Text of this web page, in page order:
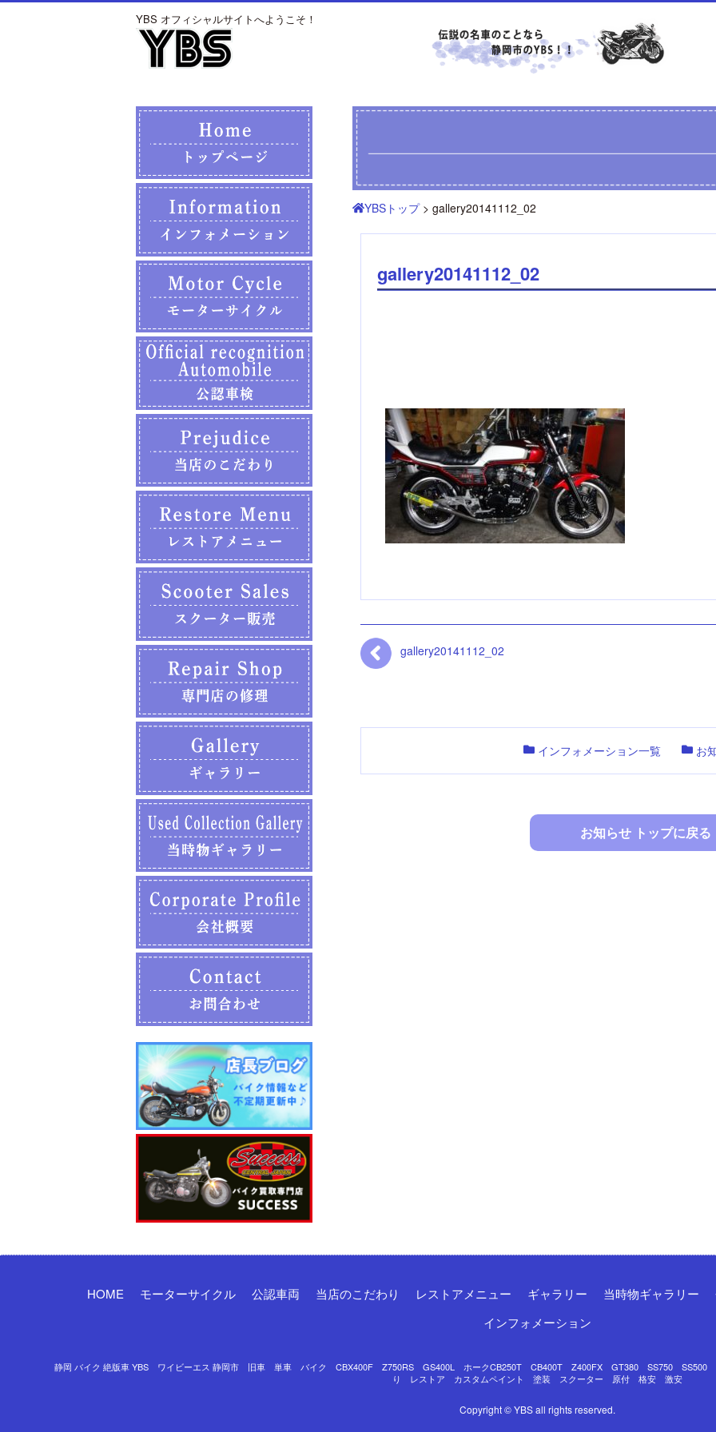
YBS オフィシャルサイトへようこそ！
YBSトップ> gallery20141112_02
gallery20141112_02
gallery20141112_02
インフォメーション一覧 お
お知らせ トップに戻る
HOME モーターサイクル 公認車両 当店のこだわり レストアメニュー ギャラリー 当時物ギャラリー
インフォメーション
静岡 バイク 絶版車 YBS ワイビーエス 静岡市 旧車 単車 バイク CBX400F Z750RS GS400L ホークCB250T CB400T Z400FX GT380 SS750
り レストア カスタムペイント 塗装 スクーター 原付 格安 激安
Copyright © YBS all rights reserved.